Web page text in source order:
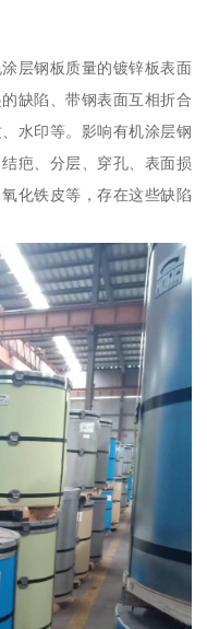
层钢板质量的镀锌板表面
缺陷、带钢表面互相折合
水印等。影响有机涂层钢
疤、分层、穿孔、表面损
化铁皮等，存在这些缺陷